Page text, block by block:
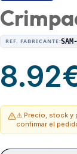
REF. FABRICANTE:
8.92
⚠️ Precio, stock y
confirmar el